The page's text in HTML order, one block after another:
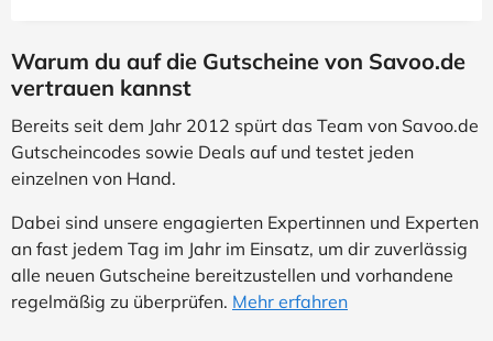
Warum du auf die Gutscheine von Savoo.de
vertrauen kannst
Bereits seit dem Jahr 2012 spürt das Team von Savoo.de
Gutscheincodes sowie Deals auf und testet jeden
einzelnen von Hand.
Dabei sind unsere engagierten Expertinnen und Experten
an fast jedem Tag im Jahr im Einsatz, um dir zuverlässig
alle neuen Gutscheine bereitzustellen und vorhandene
regelmäßig zu überprüfen. Mehr erfahren